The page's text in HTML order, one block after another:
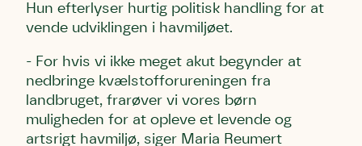
Hun efterlyser hurtig politisk handling for at
vende udviklingen i havmiljøet.
- For hvis vi ikke meget akut begynder at
nedbringe kvælstofforureningen fra
landbruget, frarøver vi vores børn
muligheden for at opleve et levende og
artsrigt havmiljø, siger Maria Reumert